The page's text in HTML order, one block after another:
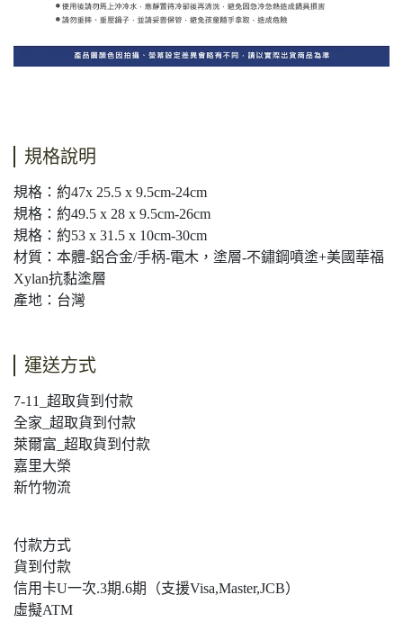
規格說明
規格：約47x 25.5 x 9.5cm-24cm
規格：約49.5 x 28 x 9.5cm-26cm
規格：約53 x 31.5 x 10cm-30cm
材質：本體-鋁合金/手柄-電木，塗層-不鏽鋼噴塗+美國華福
Xylan抗黏塗層
產地：台灣
運送方式
7-11_超取貨到付款
全家_超取貨到付款
萊爾富_超取貨到付款
嘉里大榮
新竹物流
付款方式
貨到付款
信用卡U一次.3期.6期（支援Visa,Master,JCB）
虛擬ATM